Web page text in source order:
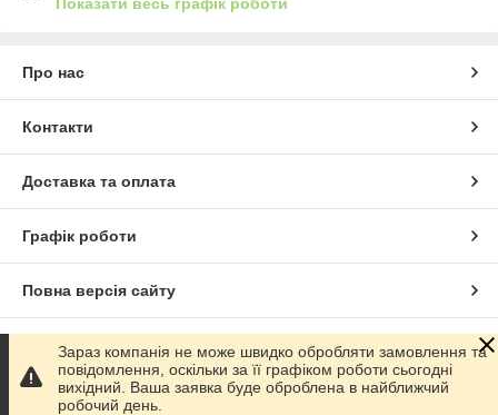
Про нас
Контакти
Доставка та оплата
Графік роботи
Повна версія сайту
Сайт створено на маркетплейсі Prom.ua
Політика конфіденційності
Зараз компанія не може швидко обробляти замовлення та
повідомлення, оскільки за її графіком роботи сьогодні
вихідний. Ваша заявка буде оброблена в найближчий
робочий день.